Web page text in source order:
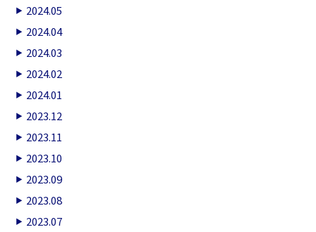
2024.05
2024.04
2024.03
2024.02
2024.01
2023.12
2023.11
2023.10
2023.09
2023.08
2023.07